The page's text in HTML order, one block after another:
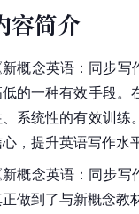
容简介
新概念英语：同步
的一种有效手段。
系统性的有效训练
，提升英语写作水
新概念英语：同步
做到了与新概念教